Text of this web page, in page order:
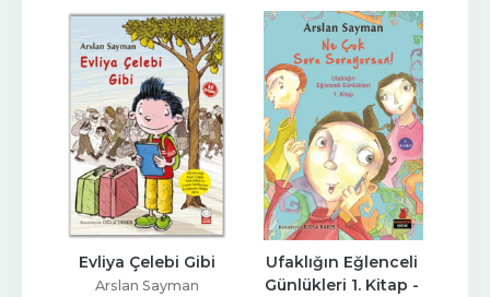
Evliya Çelebi Gibi
Arslan Sayman
Ufaklığın Eğlenceli
Günlükleri 1. Kitap -